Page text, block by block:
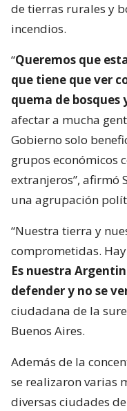
de tierras rurales y
incendios.
“Queremos que
que tiene que ver
quema de bosques
afectar a mucha
Gobierno solo
grupos económicos
extranjeros”, afirmó
una agrupación
“Nuestra tierra y
comprometidas.
Es nuestra
defender y no se
ciudadana de la
Buenos Aires.
Además de la
se realizaron varias
diversas ciudades